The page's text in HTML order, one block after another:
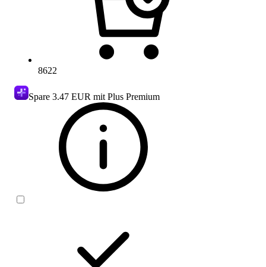
8622
Spare 3.47 EUR mit Plus Premium